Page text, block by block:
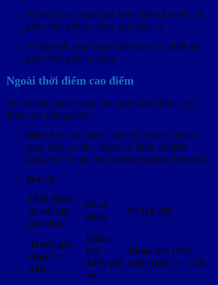
Vé cá nhân: phải thực hiện đổi/trả trước 24
giờ trước giờ tàu chạy ghi trên vé.
Vé tập thể: phải thực hiện trả vé ít nhất 48
giờ trước giờ tàu chạy.
Ngoài thời điểm cao điểm
Khi không phải trong các ngày cao điểm, quy
định nhẹ nhàng hơn:
Đổi vé (vé cá nhân): nếu đổi trước giờ tàu
chạy 24h trở lên, lệ phí cố định 20.000
đồng/vé. Vé tập thể thường không được đổi.
Trả vé:
Thời điểm
so với giờ
tàu chạy
Vé cá
nhân
Vé tập thể
Trước giờ
chạy >=
24h
khấu
trừ
10% giá
vé
khấu trừ 10%
nếu trước >= 72h